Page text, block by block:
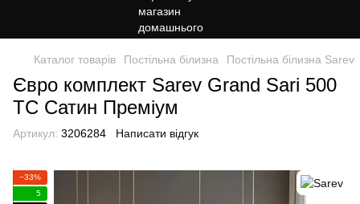
Каталог товарів Постільна білизна Постільна білизна Sarev
Євро комплект Sarev Grand Sari 500
TC Сатин Преміум
Артикул: 3206284 Написати відгук
−33%
5